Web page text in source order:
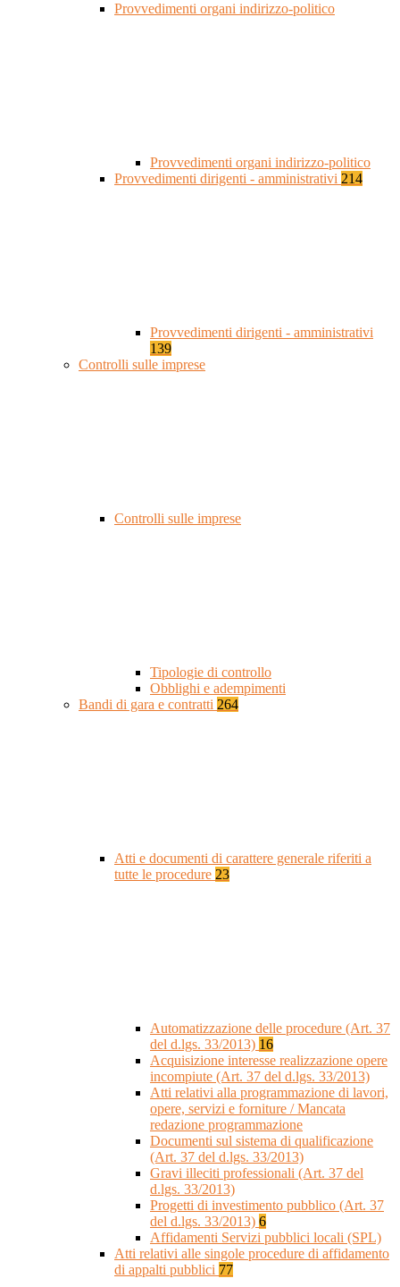
Provvedimenti organi indirizzo-politico
Provvedimenti organi indirizzo-politico
Provvedimenti dirigenti - amministrativi 214
Provvedimenti dirigenti - amministrativi
139
Controlli sulle imprese
Controlli sulle imprese
Tipologie di controllo
Obblighi e adempimenti
Bandi di gara e contratti 264
Atti e documenti di carattere generale riferiti a
tutte le procedure 23
Automatizzazione delle procedure (Art. 37
del d.lgs. 33/2013) 16
Acquisizione interesse realizzazione opere
incompiute (Art. 37 del d.lgs. 33/2013)
Atti relativi alla programmazione di lavori,
opere, servizi e forniture / Mancata
redazione programmazione
Documenti sul sistema di qualificazione
(Art. 37 del d.lgs. 33/2013)
Gravi illeciti professionali (Art. 37 del
d.lgs. 33/2013)
Progetti di investimento pubblico (Art. 37
del d.lgs. 33/2013) 6
Affidamenti Servizi pubblici locali (SPL)
Atti relativi alle singole procedure di affidamento
di appalti pubblici 77